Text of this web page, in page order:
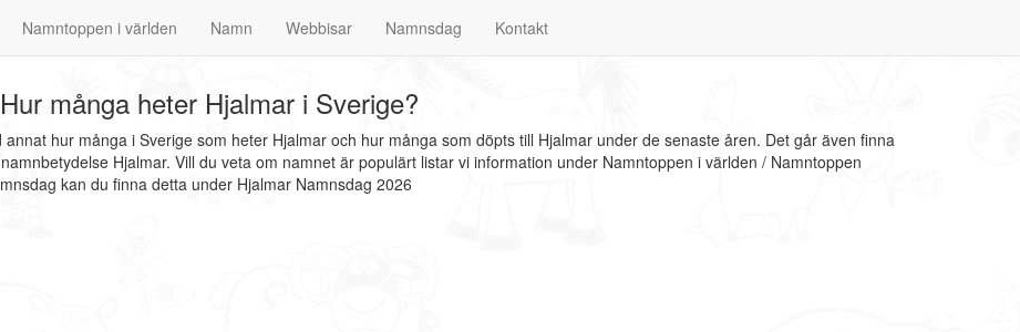
Namntoppen i världen Namn Webbisar Namnsdag Kontakt
många heter Hjalmar i Sverige?
hur många i Sverige som heter Hjalmar och hur många som döpts till Hjalmar under de senaste åren. Det går även finna
Hjalmar. Vill du veta om namnet är populärt listar vi information under Namntoppen i världen / Namntoppen
kan du finna detta under Hjalmar Namnsdag 2026